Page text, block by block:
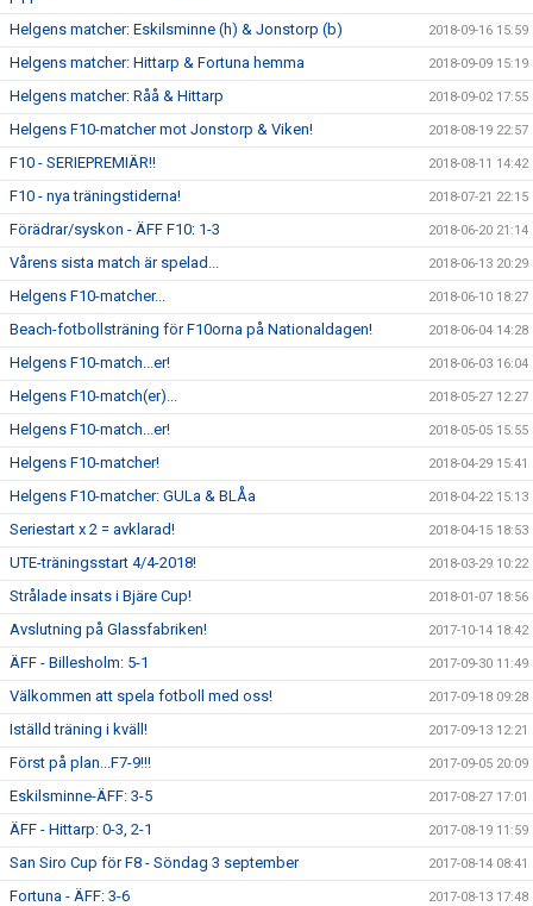
Helgens matcher: Eskilsminne (h) & Jonstorp (b) 2018-09-16 15:59
Helgens matcher: Hittarp & Fortuna hemma 2018-09-09 15:19
Helgens matcher: Råå & Hittarp 2018-09-02 17:55
Helgens F10-matcher mot Jonstorp & Viken! 2018-08-19 22:57
F10 - SERIEPREMIÄR!! 2018-08-11 14:42
F10 - nya träningstiderna! 2018-07-21 22:15
Förädrar/syskon - ÄFF F10: 1-3 2018-06-20 21:14
Vårens sista match är spelad... 2018-06-13 20:29
Helgens F10-matcher... 2018-06-10 18:27
Beach-fotbollsträning för F10orna på Nationaldagen! 2018-06-04 14:28
Helgens F10-match...er! 2018-06-03 16:04
Helgens F10-match(er)... 2018-05-27 12:27
Helgens F10-match...er! 2018-05-05 15:55
Helgens F10-matcher! 2018-04-29 15:41
Helgens F10-matcher: GULa & BLÅa 2018-04-22 15:13
Seriestart x 2 = avklarad! 2018-04-15 18:53
UTE-träningsstart 4/4-2018! 2018-03-29 10:22
Strålade insats i Bjäre Cup! 2018-01-07 18:56
Avslutning på Glassfabriken! 2017-10-14 18:42
ÄFF - Billesholm: 5-1 2017-09-30 11:49
Välkommen att spela fotboll med oss! 2017-09-18 09:28
Iställd träning i kväll! 2017-09-13 12:21
Först på plan...F7-9!!! 2017-09-05 20:09
Eskilsminne-ÄFF: 3-5 2017-08-27 17:01
ÄFF - Hittarp: 0-3, 2-1 2017-08-19 11:59
San Siro Cup för F8 - Söndag 3 september 2017-08-14 08:41
Fortuna - ÄFF: 3-6 2017-08-13 17:48